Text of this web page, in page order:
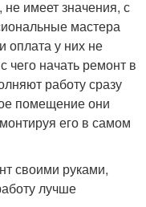
не имеет значения, с
мастера
оплата у них не
чего начать ремонт в
работу сразу
помещение они
его в самом
своими руками,
лучше